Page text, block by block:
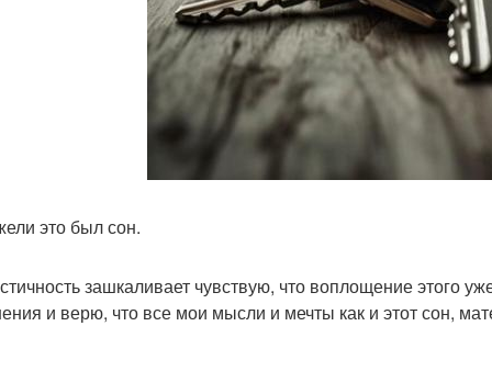
это был сон.
зашкаливает чувствую, что воплощение этого
и верю, что все мои мысли и мечты как и этот сон,